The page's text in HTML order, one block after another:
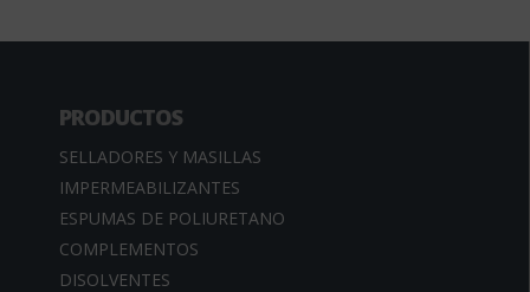
PRODUCTOS
SELLADORES Y MASILLAS
IMPERMEABILIZANTES
ESPUMAS DE POLIURETANO
COMPLEMENTOS
DISOLVENTES